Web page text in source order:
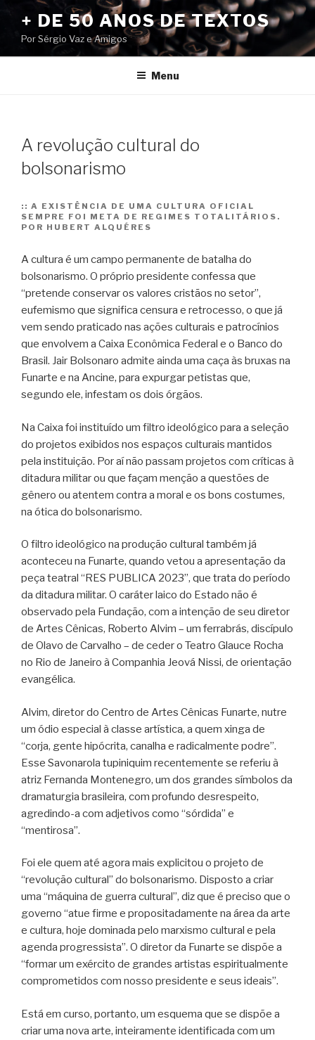
conteúdo
+ DE 50 ANOS DE TEXTOS
Por Sérgio Vaz e Amigos
Menu
A revolução cultural do
bolsonarismo
:: A EXISTÊNCIA DE UMA CULTURA OFICIAL
SEMPRE FOI META DE REGIMES TOTALITÁRIOS.
POR HUBERT ALQUÉRES
A cultura é um campo permanente de batalha do
bolsonarismo. O próprio presidente confessa que
“pretende conservar os valores cristãos no setor”,
eufemismo que significa censura e retrocesso, o que já
vem sendo praticado nas ações culturais e patrocínios
que envolvem a Caixa Econômica Federal e o Banco do
Brasil. Jair Bolsonaro admite ainda uma caça às bruxas na
Funarte e na Ancine, para expurgar petistas que,
segundo ele, infestam os dois órgãos.
Na Caixa foi instituído um filtro ideológico para a seleção
do projetos exibidos nos espaços culturais mantidos
pela instituição. Por aí não passam projetos com críticas à
ditadura militar ou que façam menção a questões de
gênero ou atentem contra a moral e os bons costumes,
na ótica do bolsonarismo.
O filtro ideológico na produção cultural também já
aconteceu na Funarte, quando vetou a apresentação da
peça teatral “RES PUBLICA 2023”, que trata do período
da ditadura militar. O caráter laico do Estado não é
observado pela Fundação, com a intenção de seu diretor
de Artes Cênicas, Roberto Alvim – um ferrabrás, discípulo
de Olavo de Carvalho – de ceder o Teatro Glauce Rocha
no Rio de Janeiro à Companhia Jeová Nissi, de orientação
evangélica.
Alvim, diretor do Centro de Artes Cênicas Funarte, nutre
um ódio especial à classe artística, a quem xinga de
“corja, gente hipócrita, canalha e radicalmente podre”.
Esse Savonarola tupiniquim recentemente se referiu à
atriz Fernanda Montenegro, um dos grandes símbolos da
dramaturgia brasileira, com profundo desrespeito,
agredindo-a com adjetivos como “sórdida” e
“mentirosa”.
Foi ele quem até agora mais explicitou o projeto de
“revolução cultural” do bolsonarismo. Disposto a criar
uma “máquina de guerra cultural”, diz que é preciso que o
governo “atue firme e propositadamente na área da arte
e cultura, hoje dominada pelo marxismo cultural e pela
agenda progressista”. O diretor da Funarte se dispõe a
“formar um exército de grandes artistas espiritualmente
comprometidos com nosso presidente e seus ideais”.
Está em curso, portanto, um esquema que se dispõe a
criar uma nova arte, inteiramente identificada com um